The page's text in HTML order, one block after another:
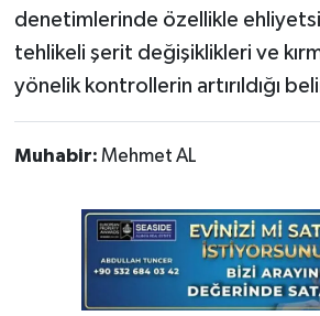
denetimlerinde özellikle
tehlikeli şerit değişiklikleri ve
yönelik kontrollerin artırıldığı
Muhabir: Mehmet AL